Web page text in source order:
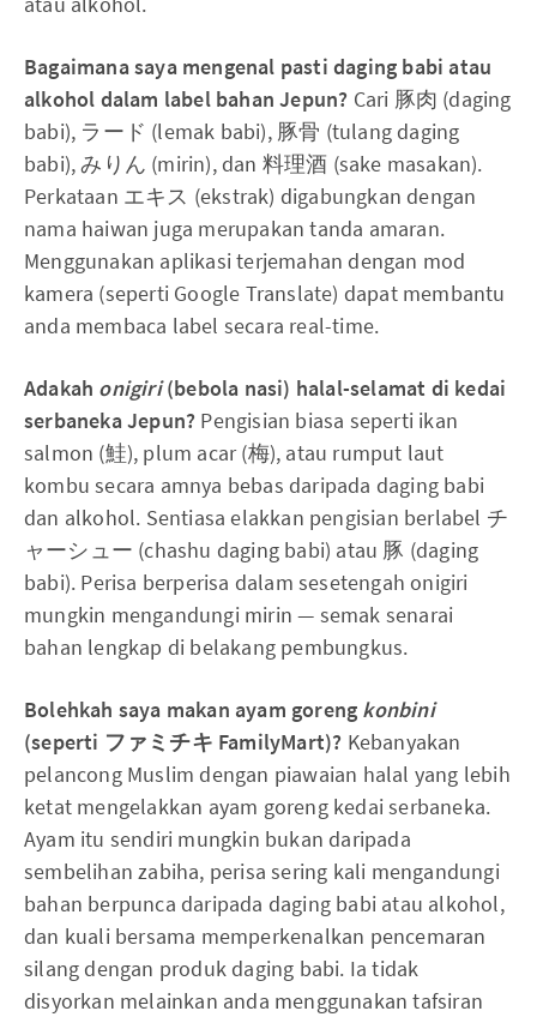
Bagaimana saya mengenal pasti daging babi atau
alkohol dalam label bahan Jepun? Cari 豚肉 (daging
babi), ラード (lemak babi), 豚骨 (tulang daging
babi), みりん (mirin), dan 料理酒 (sake masakan).
Perkataan エキス (ekstrak) digabungkan dengan
nama haiwan juga merupakan tanda amaran.
Menggunakan aplikasi terjemahan dengan mod
kamera (seperti Google Translate) dapat membantu
anda membaca label secara real-time.
Adakah onigiri(bebola nasi) halal-selamat di kedai
serbaneka Jepun? Pengisian biasa seperti ikan
salmon (鮭), plum acar (梅), atau rumput laut
kombu secara amnya bebas daripada daging babi
dan alkohol. Sentiasa elakkan pengisian berlabel チ
ャーシュー (chashu daging babi) atau 豚 (daging
babi). Perisa berperisa dalam sesetengah onigiri
mungkin mengandungi mirin — semak senarai
bahan lengkap di belakang pembungkus.
Bolehkah saya makan ayam goreng konbini
(seperti ファミチキ FamilyMart)? Kebanyakan
pelancong Muslim dengan piawaian halal yang lebih
ketat mengelakkan ayam goreng kedai serbaneka.
Ayam itu sendiri mungkin bukan daripada
sembelihan zabiha, perisa sering kali mengandungi
bahan berpunca daripada daging babi atau alkohol,
dan kuali bersama memperkenalkan pencemaran
silang dengan produk daging babi. Ia tidak
disyorkan melainkan anda menggunakan tafsiran